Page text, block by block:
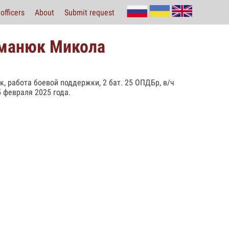
About Submit request
Микола
работа боевой поддержки, 2 бат. 25 ОПДБр, в/ч
2025 года.